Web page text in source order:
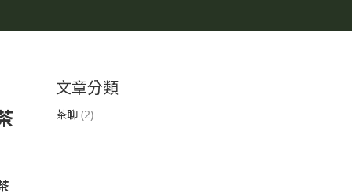
文章分類
茶聊 (2)